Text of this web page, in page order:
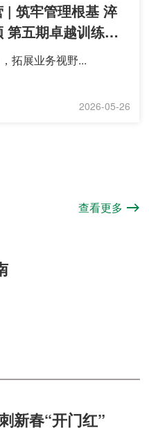
| 筑牢管理根基 淬
程圆满举行
拓展业务视野...
2026-05-26
查看更多
新春“开门红”